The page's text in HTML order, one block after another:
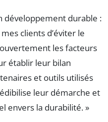
développement durable :
clients d’éviter le
les facteurs
établir leur bilan
et outils utilisés
leur démarche et
envers la durabilité. »